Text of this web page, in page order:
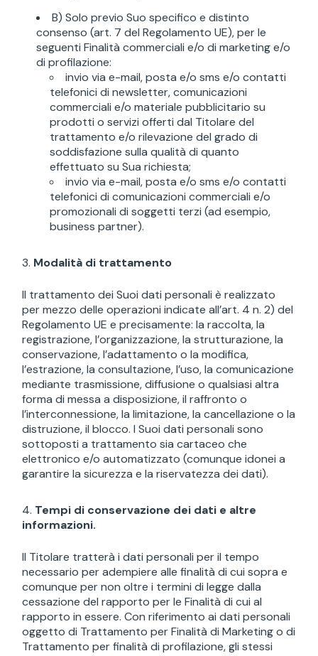
B) Solo previo Suo specifico e distinto
consenso (art. 7 del Regolamento UE), per le
seguenti Finalità commerciali e/o di marketing e/o
di profilazione:
invio via e-mail, posta e/o sms e/o contatti
telefonici di newsletter, comunicazioni
commerciali e/o materiale pubblicitario su
prodotti o servizi offerti dal Titolare del
trattamento e/o rilevazione del grado di
soddisfazione sulla qualità di quanto
effettuato su Sua richiesta;
invio via e-mail, posta e/o sms e/o contatti
telefonici di comunicazioni commerciali e/o
promozionali di soggetti terzi (ad esempio,
business partner).
Modalità di trattamento
Il trattamento dei Suoi dati personali è realizzato
per mezzo delle operazioni indicate all’art. 4 n. 2) del
Regolamento UE e precisamente: la raccolta, la
registrazione, l’organizzazione, la strutturazione, la
conservazione, l’adattamento o la modifica,
l’estrazione, la consultazione, l’uso, la comunicazione
mediante trasmissione, diffusione o qualsiasi altra
forma di messa a disposizione, il raffronto o
l’interconnessione, la limitazione, la cancellazione o la
distruzione, il blocco. I Suoi dati personali sono
sottoposti a trattamento sia cartaceo che
elettronico e/o automatizzato (comunque idonei a
garantire la sicurezza e la riservatezza dei dati).
Tempi di conservazione dei dati e altre
informazioni.
Il Titolare tratterà i dati personali per il tempo
necessario per adempiere alle finalità di cui sopra e
comunque per non oltre i termini di legge dalla
cessazione del rapporto per le Finalità di cui al
rapporto in essere. Con riferimento ai dati personali
oggetto di Trattamento per Finalità di Marketing o di
Trattamento per finalità di profilazione, gli stessi